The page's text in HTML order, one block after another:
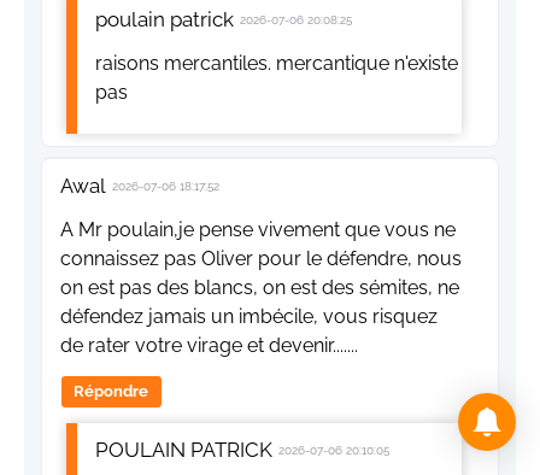
Awal 2026-07-06 18:17:52
A Mr poulain,je pense vivement que vous ne
connaissez pas Oliver pour le défendre, nous
défendez jamais un imbécile, vous risquez
de rater votre virage et devenir.......
POULAIN PATRICK
sémite n'est pas 1 race. je ne défend
personne mais je n'aime pas les ....